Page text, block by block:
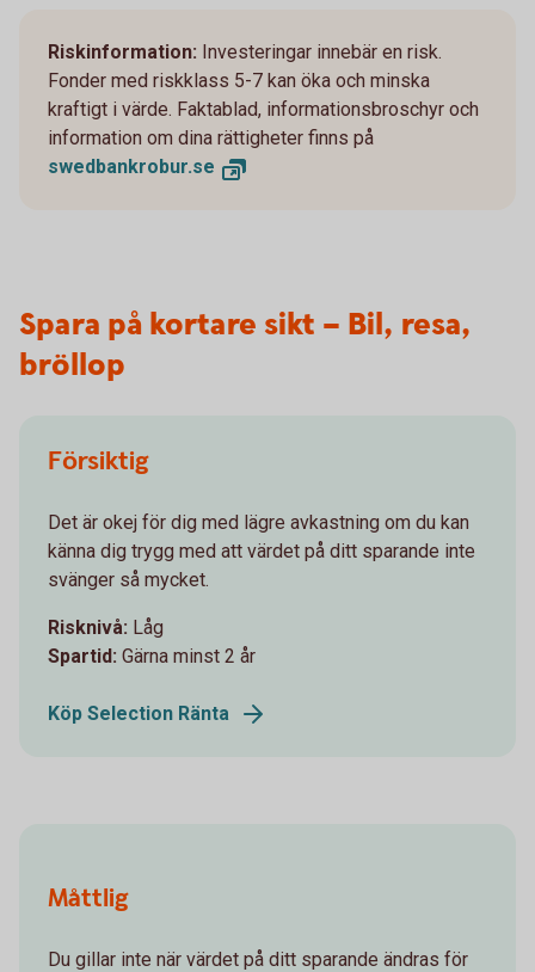
Riskinformation: Investeringar innebär en risk.
Fonder med riskklass 5-7 kan öka och minska
kraftigt i värde. Faktablad, informationsbroschyr och
information om dina rättigheter finns på
swedbankrobur.se
Spara på kortare sikt – Bil, resa,
bröllop
Försiktig
Det är okej för dig med lägre avkastning om du kan
känna dig trygg med att värdet på ditt sparande inte
svänger så mycket.
Risknivå: Låg
Spartid: Gärna minst 2 år
Köp Selection Ränta
Måttlig
Du gillar inte när värdet på ditt sparande ändras för